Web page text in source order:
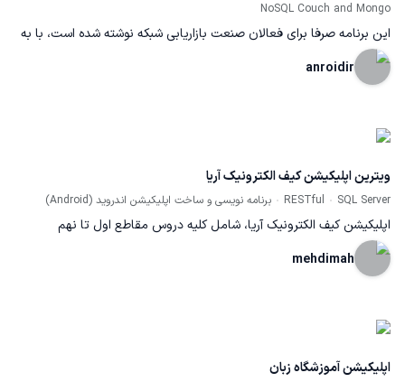
NoSQL Couch and Mongo
این برنامه صرفا برای فعالان صنعت بازاریابی شبکه نوشته شده است، با به
روزترین سیستم آموزشی دنیا که در آن افراد بدون حس فروشندگی، خرید
ها + DMO + ارسال اعلان + جدول بندی لیست + جنولوژی + گزارش
عملکرد سازمان + اعلان ها + همگام سازی آموزش ها به هر زبان
anroidir
ویترین اپلیکیشن کیف الکترونیک آریا
SQL Server
RESTful برنامه نویسی و ساخت اپلیکیشن اندروید (Android)
اپلیکیشن کیف الکترونیک آریا، شامل کلیه دروس مقاطع اول تا نهم
تحصیلی می باشد که همراه با امکاناتی نظیر فیلم، آزمون و فلش کارت،
mehdimah
اپلیکیشن آموزشگاه زبان